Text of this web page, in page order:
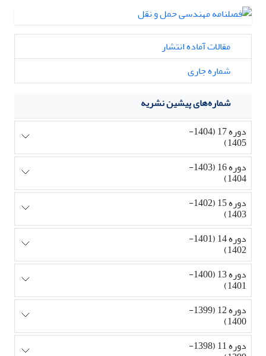
مقالات آماده انتشار
شماره جاری
شماره‌های پیشین نشریه
دوره 17 (1404-
1405)
دوره 16 (1403-
1404)
دوره 15 (1402-
1403)
دوره 14 (1401-
1402)
دوره 13 (1400-
1401)
دوره 12 (1399-
1400)
دوره 11 (1398-